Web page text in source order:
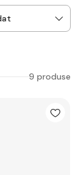
9 produse